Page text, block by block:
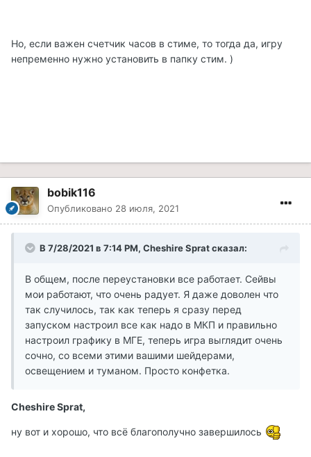
Но, если важен счетчик часов в стиме, то тогда да, игру
непременно нужно установить в папку стим. )
bobik116
Опубликовано 28 июля, 2021
В 7/28/2021 в 7:14 PM, Cheshire Sprat сказал:
В общем, после переустановки все работает. Сейвы
мои работают, что очень радует. Я даже доволен что
так случилось, так как теперь я сразу перед
запуском настроил все как надо в МКП и правильно
настроил графику в МГЕ, теперь игра выглядит очень
сочно, со всеми этими вашими шейдерами,
освещением и туманом. Просто конфетка.
Cheshire Sprat,
ну вот и хорошо, что всё благополучно завершилось